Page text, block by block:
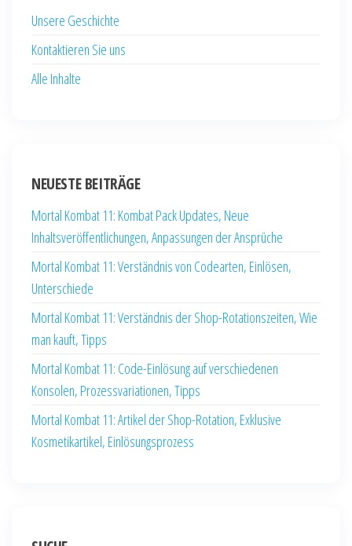
Unsere Geschichte
Kontaktieren Sie uns
Alle Inhalte
NEUESTE BEITRÄGE
Mortal Kombat 11: Kombat Pack Updates, Neue
Inhaltsveröffentlichungen, Anpassungen der Ansprüche
Mortal Kombat 11: Verständnis von Codearten, Einlösen,
Unterschiede
Mortal Kombat 11: Verständnis der Shop-Rotationszeiten, Wie
man kauft, Tipps
Mortal Kombat 11: Code-Einlösung auf verschiedenen
Konsolen, Prozessvariationen, Tipps
Mortal Kombat 11: Artikel der Shop-Rotation, Exklusive
Kosmetikartikel, Einlösungsprozess